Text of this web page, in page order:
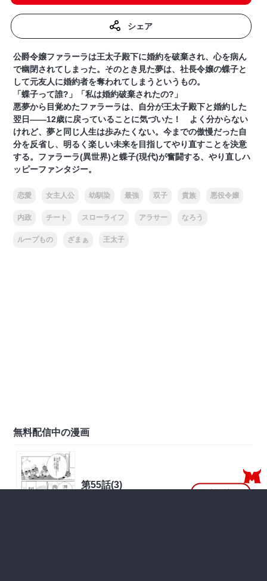
シェア
公爵令嬢ファラーラは王太子殿下に婚約を破棄され、心を病ん
で幽閉されてしまった。そのとき見た夢は、社長令嬢の蝶子と
して元友人に婚約者を奪われてしまうというもの。
「蝶子って誰?」「私は婚約破棄されたの?」
悪夢から目覚めたファラーラは、自分が王太子殿下と婚約した
翌日――12歳に戻っていることに気づいた！ よく分からない
けれど、夢と同じ人生は歩みたくない。今までの傲慢だった自
分を反省し、明るく楽しい未来を目指してやり直すことを決意
する。ファラーラ(異世界)と蝶子(現代)が奮闘する、やり直しハ
ッピーファンタジー。
恋愛 女主人公 幼馴染 最強 双子 貴族 悪役令嬢
内政 チート スローライフ アラサー なろう
ループもの ざまぁ 王太子
無料配信中の漫画
第55話(3)